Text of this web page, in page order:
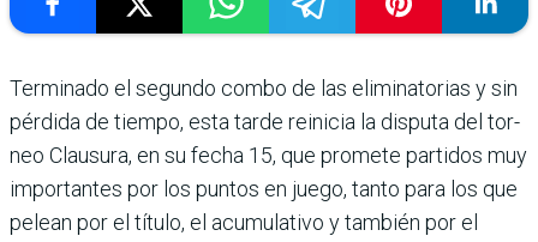
Terminado el segundo combo de las elimi­natorias y sin
pér­dida de tiempo, esta tarde reinicia la disputa del tor­
neo Clausura, en su fecha 15, que promete partidos muy
importantes por los puntos en juego, tanto para los que
pelean por el título, el acu­mulativo y también por el